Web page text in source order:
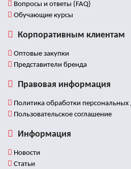
Вопросы и ответы (FAQ)
Обучающие курсы
Корпоративным клиентам
Оптовые закупки
Представители бренда
Правовая информация
Политика обработки
Пользовательское соглашение
Информация
Новости
Статьи